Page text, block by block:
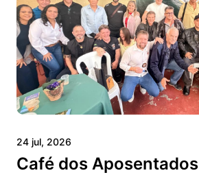
24 jul, 2026
Café dos Aposentados